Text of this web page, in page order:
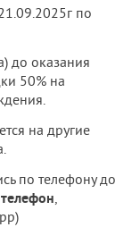
по
до оказания
50% на
на другие
по телефону до
,